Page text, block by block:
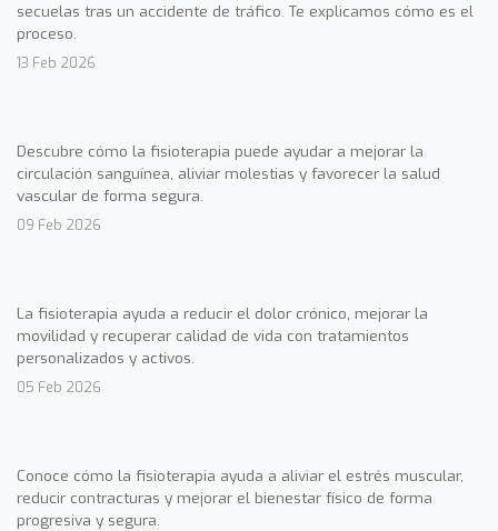
secuelas tras un accidente de tráfico. Te explicamos cómo es el
proceso.
13 Feb 2026
Descubre cómo la fisioterapia puede ayudar a mejorar la
circulación sanguínea, aliviar molestias y favorecer la salud
vascular de forma segura.
09 Feb 2026
La fisioterapia ayuda a reducir el dolor crónico, mejorar la
movilidad y recuperar calidad de vida con tratamientos
personalizados y activos.
05 Feb 2026
Conoce cómo la fisioterapia ayuda a aliviar el estrés muscular,
reducir contracturas y mejorar el bienestar físico de forma
progresiva y segura.